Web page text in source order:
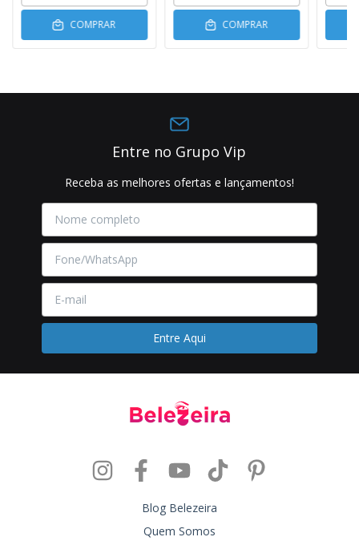
COMPRAR COMPRAR
Entre no Grupo Vip
Receba as melhores ofertas e lançamentos!
Blog Belezeira
Quem Somos